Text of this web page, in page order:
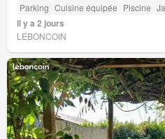
Parking Cuisine équipée Piscine
Il y a 2 jours
LEBONCOIN